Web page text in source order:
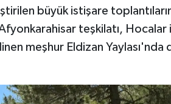
büyük istişare
Afyonkarahisar teşkilatı, Hocalar
meşhur Eldizan Yaylası'nda